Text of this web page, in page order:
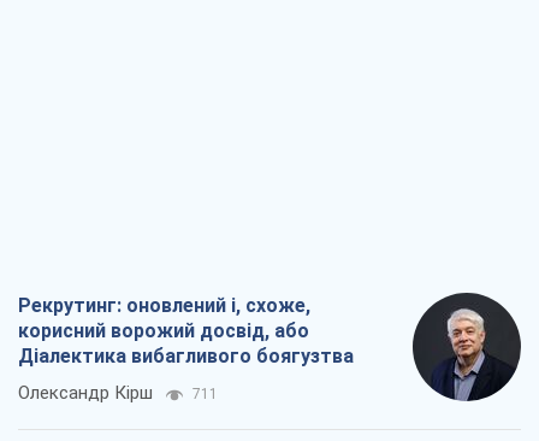
Рекрутинг: оновлений і, схоже,
корисний ворожий досвід, або
Діалектика вибагливого боягузтва
Олександр Кірш 711